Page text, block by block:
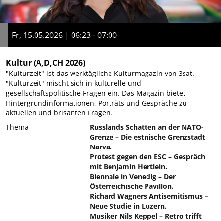
Fr, 15.05.2026 | 06:23 - 07:00
Kultur(A,D,CH 2026)
"Kulturzeit" ist das werktägliche Kulturmagazin von 3sat.
"Kulturzeit" mischt sich in kulturelle und
gesellschaftspolitische Fragen ein. Das Magazin bietet
Hintergrundinformationen, Porträts und Gespräche zu
aktuellen und brisanten Fragen.
Thema
Russlands Schatten an der NATO-
Grenze – Die estnische Grenzstadt
Narva.
Protest gegen den ESC – Gespräch
mit Benjamin Hertlein.
Biennale in Venedig – Der
Österreichische Pavillon.
Richard Wagners Antisemitismus –
Neue Studie in Luzern.
Musiker Nils Keppel – Retro trifft